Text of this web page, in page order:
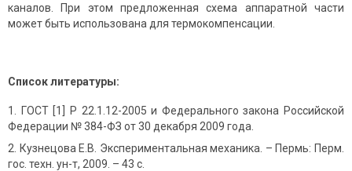
каналов. При этом предложенная схема аппаратной части
может быть использована для термокомпенсации.
Список литературы:
ГОСТ [1] Р 22.1.12-2005 и Федерального закона Российской
Федерации № 384-ФЗ от 30 декабря 2009 года.
Кузнецова Е.В. Экспериментальная механика. – Пермь: Перм.
гос. техн. ун-т, 2009. – 43 с.